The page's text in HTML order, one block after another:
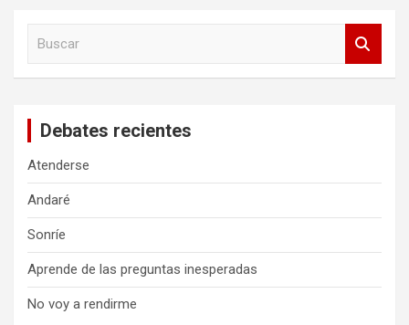
Debates recientes
Atenderse
Andaré
Sonríe
Aprende de las preguntas inesperadas
No voy a rendirme